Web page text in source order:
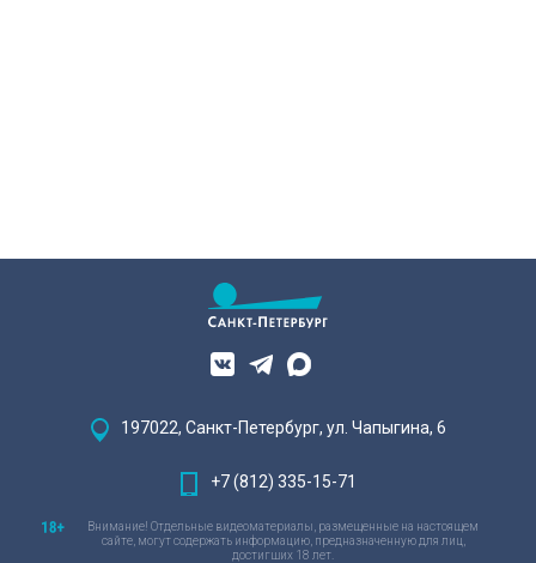
197022, Санкт-Петербург, ул. Чапыгина, 6
+7 (812) 335-15-71
Внимание! Отдельные видеоматериалы, размещенные на настоящем
сайте, могут содержать информацию, предназначенную для лиц,
достигших 18 лет.